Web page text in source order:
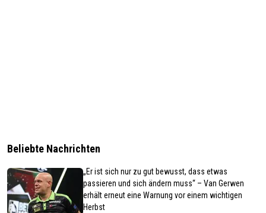
Beliebte Nachrichten
„Er ist sich nur zu gut bewusst, dass etwas
passieren und sich ändern muss“ – Van Gerwen
erhält erneut eine Warnung vor einem wichtigen
Herbst